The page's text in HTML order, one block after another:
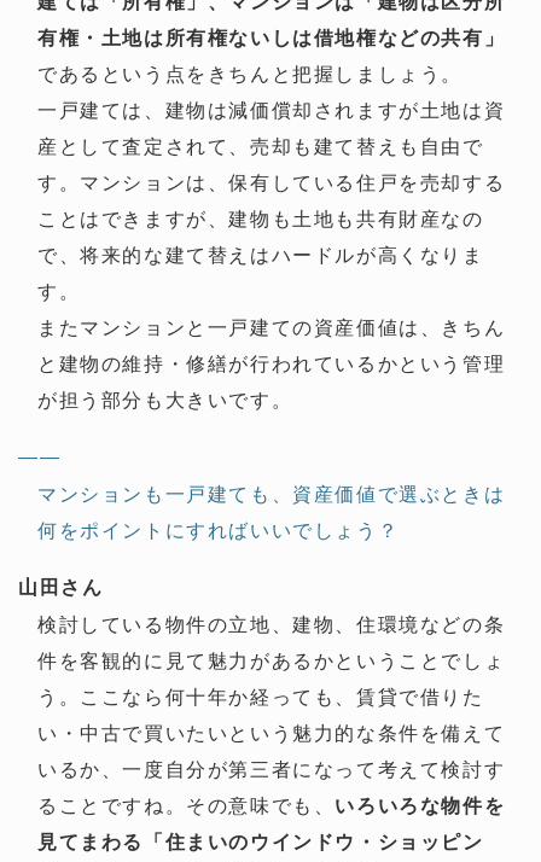
有権・土地は所有権ないしは借地権などの共有」
であるという点をきちんと把握しましょう。
一戸建ては、建物は減価償却されますが土地は資
産として査定されて、売却も建て替えも自由で
す。マンションは、保有している住戸を売却する
ことはできますが、建物も土地も共有財産なの
で、将来的な建て替えはハードルが高くなりま
す。
またマンションと一戸建ての資産価値は、きちん
と建物の維持・修繕が行われているかという管理
が担う部分も大きいです。
——
マンションも一戸建ても、資産価値で選ぶときは
何をポイントにすればいいでしょう？
山田さん
検討している物件の立地、建物、住環境などの条
件を客観的に見て魅力があるかということでしょ
う。ここなら何十年か経っても、賃貸で借りた
い・中古で買いたいという魅力的な条件を備えて
いるか、一度自分が第三者になって考えて検討す
ることですね。その意味でも、 いろいろな物件を
見てまわる「住まいのウインドウ・ショッピン